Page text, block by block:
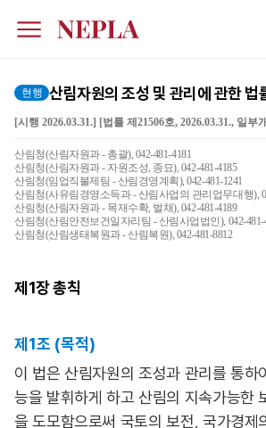
현행 산림자원의 조성 및 관리에 관한 법
[시행 2026.03.31.] [법률 제21506호, 2026.03.31., 일부
산림청(산림자원과 - 총괄), 042-481-4181
산림청(산림자원과 - 자원조성, 종묘), 042-481-4185
산림청(임업직불제팀 - 산림경영계획), 042-481-1241
산림청(사유림경영소득과 - 산림사업의 관리업무대행),
산림청(산림자원과 - 목재수확, 벌채), 042-481-4189
산림청(산림안전보건일자리팀 - 산림사업법인), 042-481-
산림청(산림생태복원과 - 산림복원), 042-481-8812
제1장총칙
제1조 (목적)
이 법은 산림자원의 조성과 관리를 통하
능을 발휘하게 하고 산림의 지속가능한
을 도모함으로써 국토의 보전, 국가경제